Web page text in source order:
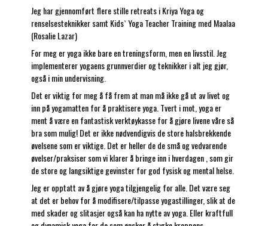
Jeg har gjennomført flere stille retreats i Kriya Yoga og
renselsesteknikker samt Kids` Yoga Teacher Training med Maalaa
(Rosalie Lazar)
For meg er yoga ikke bare en treningsform, men en livsstil. Jeg
implementerer yogaens grunnverdier og teknikker i alt jeg gjør,
også i min undervisning.
Det er viktig for meg å få frem at man må ikke gå ut av livet og
inn på yogamatten for å praktisere yoga. Tvert i mot, yoga er
ment å være en fantastisk verktøykasse for å gjøre livene våre så
bra som mulig! Det er ikke nødvendigvis de store halsbrekkende
øvelsene som er viktige. Det er heller de de små og vedvarende
øvelser/praksiser som vi klarer å bringe inn i hverdagen , som gir
de store og langsiktige gevinster for god fysisk og mental helse.
Jeg er opptatt av å gjøre yoga tilgjengelig for alle. Det være seg
at det er behov for å modifisere/tilpasse yogastillinger, slik at de
med skader og slitasjer også kan ha nytte av yoga. Eller kraftfull